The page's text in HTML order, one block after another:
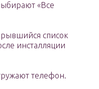
«Все
список
инсталляции
телефон.